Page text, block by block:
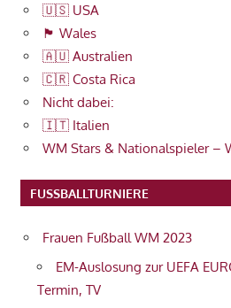
🇺🇸 USA
🏴󠁧󠁢󠁷󠁬󠁳󠁿 Wales
🇦🇺 Australien
🇨🇷 Costa Rica
Nicht dabei:
🇮🇹 Italien
WM Stars & Nationalspieler –
FUSSBALLTURNIERE
Frauen Fußball WM 2023
EM-Auslosung zur UEFA
Termin, TV